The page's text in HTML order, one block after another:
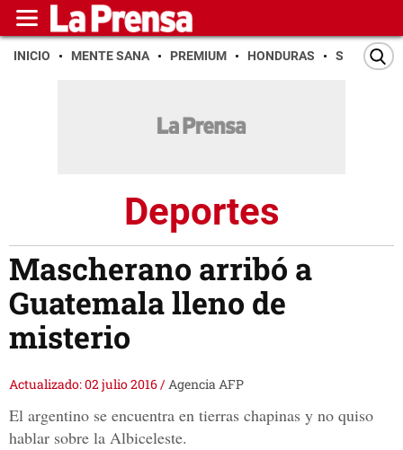
INICIO MENTE SANA PREMIUM HONDURAS SAN PEDRO
Deportes
Mascherano arribó a
Guatemala lleno de
misterio
Actualizado: 02 julio 2016/Agencia AFP
El argentino se encuentra en tierras chapinas y no quiso
hablar sobre la Albiceleste.